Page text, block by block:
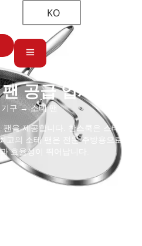
KO
공급 업체
구→ 소테 팬
을 제공합니다. 찬스쿡은 스테인리
고의 소테 팬은 전문 주방용으로 설
효율성이 뛰어납니다.